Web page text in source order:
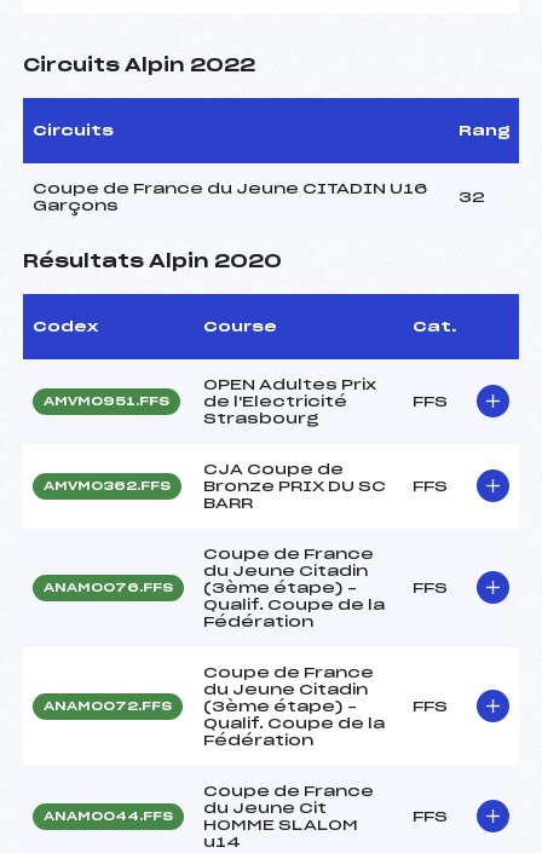
Circuits Alpin 2022
Circuits Rang
Coupe de France du Jeune CITADIN U16
Garçons
32
Résultats Alpin 2020
Codex Course Cat.
AMVM0951.FFS
OPEN Adultes Prix
de l'Electricité
Strasbourg
FFS
AMVM0362.FFS
CJA Coupe de
Bronze PRIX DU SC
BARR
FFS
ANAM0076.FFS
Coupe de France
du Jeune Citadin
(3ème étape) –
Qualif. Coupe de la
Fédération
FFS
ANAM0072.FFS
Coupe de France
du Jeune Citadin
(3ème étape) –
Qualif. Coupe de la
Fédération
FFS
ANAM0044.FFS
Coupe de France
du Jeune Cit
HOMME SLALOM
u14
FFS